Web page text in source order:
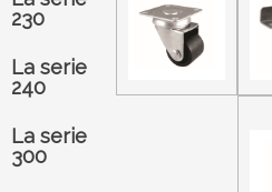
230
La serie
240
La serie
300